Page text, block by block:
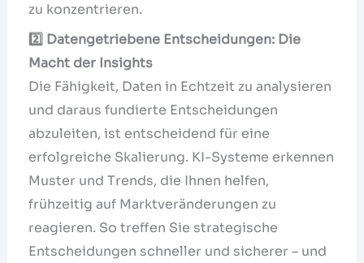
zu konzentrieren.
2️⃣ Datengetriebene Entscheidungen: Die
Macht der Insights
Die Fähigkeit, Daten in Echtzeit zu analysieren
und daraus fundierte Entscheidungen
abzuleiten, ist entscheidend für eine
erfolgreiche Skalierung. KI-Systeme erkennen
Muster und Trends, die Ihnen helfen,
frühzeitig auf Marktveränderungen zu
reagieren. So treffen Sie strategische
Entscheidungen schneller und sicherer – und